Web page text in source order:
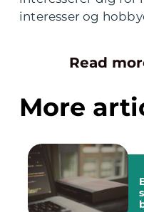
interesser og
Read
More